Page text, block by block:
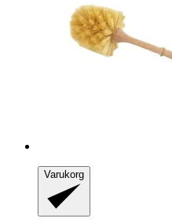
Varukorg